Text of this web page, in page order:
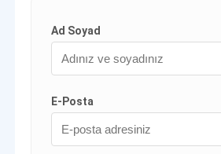
Ad Soyad
E-Posta